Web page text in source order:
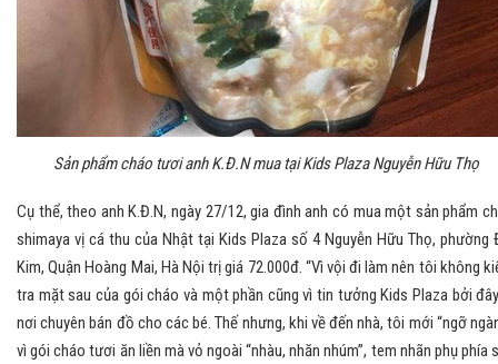
Sản phẩm cháo tươi anh K.Đ.N mua tại Kids Plaza Nguyễn Hữu Thọ
Cụ thể, theo anh K.Đ.N, ngày 27/12, gia đình anh có mua một sản phẩm
shimaya vị cá thu của Nhật tại Kids Plaza số 4 Nguyễn Hữu Thọ, phường
Kim, Quận Hoàng Mai, Hà Nội trị giá 72.000đ. “Vì vội đi làm nên tôi không
tra mặt sau của gói cháo và một phần cũng vì tin tưởng Kids Plaza bởi
nơi chuyên bán đồ cho các bé. Thế nhưng, khi về đến nhà, tôi mới “ngỡ
vì gói cháo tươi ăn liền mà vỏ ngoài “nhàu, nhăn nhúm”, tem nhãn phụ phía